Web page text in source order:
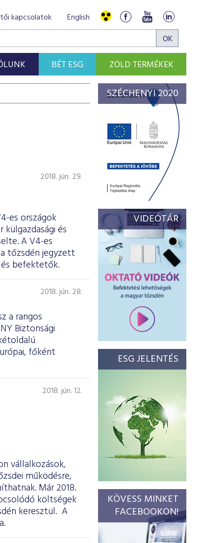
kapcsolatok English
BÉT ESG ZÖLD TERMÉKEK
2018. jún. 29.
es országok
és
A V4-es
tőzsdén jegyzett
befektetők.
2018. jún. 28.
a rangos
Biztonsági
főként
2018. jún. 12.
vállalkozások,
működésre,
Már 2018.
költségek
keresztül. A
SZÉCHENYI 2020
VIDEÓTÁR
ESG JELENTÉS
KÖVESS MINKET
FACEBOOKON!